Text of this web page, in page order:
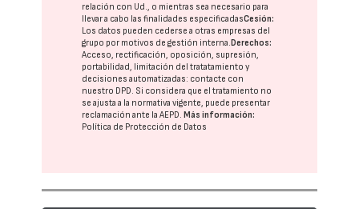
relación con Ud., o mientras sea necesario para
llevar a cabo las finalidades especificadasCesión:
Los datos pueden cederse a otras empresas del
grupo por motivos de gestión interna. Derechos:
Acceso, rectificación, oposición, supresión,
portabilidad, limitación del tratatamiento y
decisiones automatizadas: contacte con
nuestro DPD. Si considera que el tratamiento no
se ajusta a la normativa vigente, puede presentar
reclamación ante laAEPD. Más información:
Política de Protección de Datos